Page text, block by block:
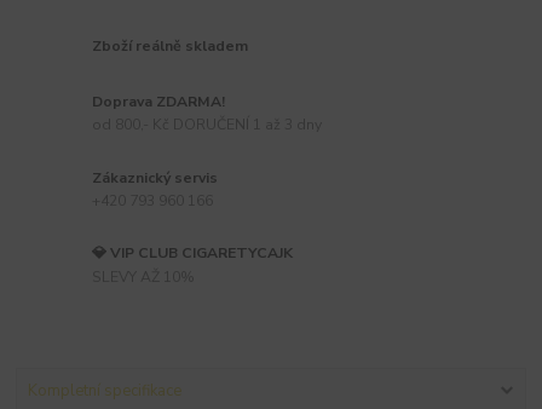
Zboží reálně skladem
Doprava ZDARMA!
Zákaznický servis
💎 VIP CLUB CIGARETYCAJK
Kompletní specifikace